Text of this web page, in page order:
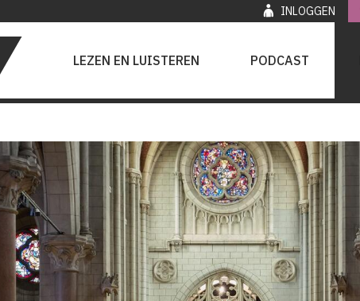
INLOGGEN
navigation
LEZEN EN LUISTEREN PODCAST